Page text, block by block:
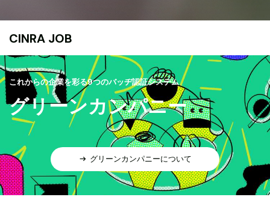
CINRA JOB
これからの企業を彩る9つのバッヂ認証システム
グリーンカンパニー
グリーンカンパニーについて